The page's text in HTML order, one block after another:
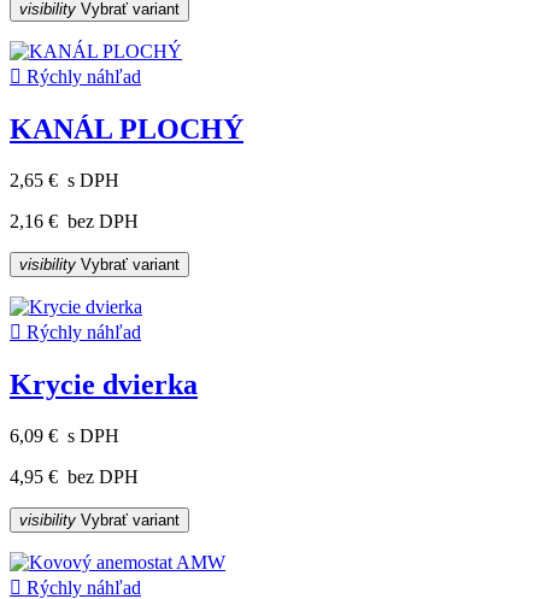
visibility Vybrať variant
 Rýchly náhľad
KANÁL PLOCHÝ
2,65 € s DPH
2,16 € bez DPH
visibility Vybrať variant
 Rýchly náhľad
Krycie dvierka
6,09 € s DPH
4,95 € bez DPH
visibility Vybrať variant
 Rýchly náhľad